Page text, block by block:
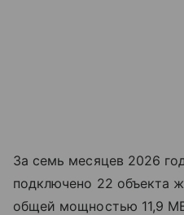
За семь месяцев 2026
подключено 22 объекта
общей мощностью 11,9